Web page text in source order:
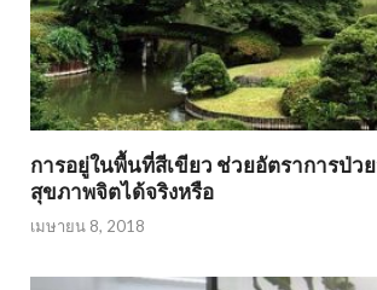
การอยู่ในพื้นที่สีเขียว ช่วยอัตราการป่ว
สุขภาพจิตได้จริงหรือ
เมษายน 8, 2018